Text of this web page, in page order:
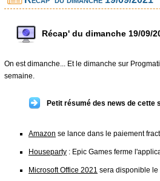
Récap' du dimanche 19/09/
On est dimanche... Et le dimanche sur
semaine.
Petit résumé des news de cette
Amazon se lance dans le paiement
Houseparty : Epic Games ferme
Microsoft Office 2021 sera disponible le